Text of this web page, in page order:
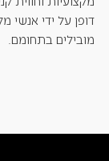
דופן על ידי אנשי
מובילים בתחומם.